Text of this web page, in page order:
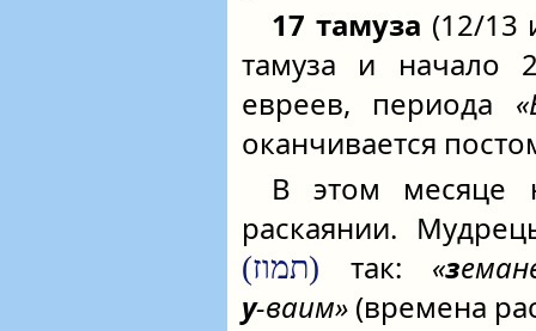
17 тамуза (12/
тамуза и начало
евреев, периода
оканчивается
В этом месяце
раскаянии.
(תמוז) так: «з
у‑ваим» (времена